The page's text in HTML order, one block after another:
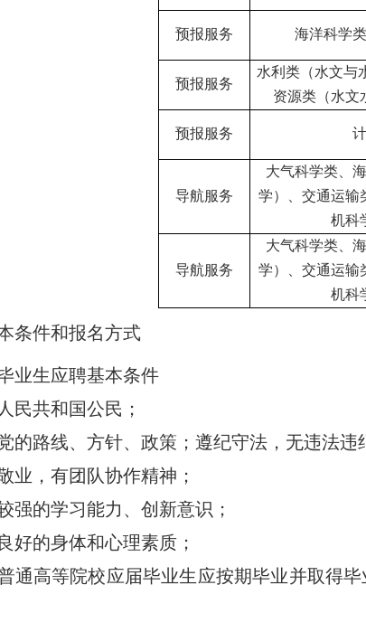
预报服务 海洋科学
预报服务
水利类（水文与
资源类（水文
预报服务
导航服务
大气科学类、
学）、交通运输
机科
导航服务
大气科学类、
学）、交通运输
机科
条件和报名方式
业生应聘基本条件
民共和国公民；
的路线、方针、政策；遵纪守法，无违法
业，有团队协作精神；
强的学习能力、创新意识；
好的身体和心理素质；
通高等院校应届毕业生应按期毕业并取得